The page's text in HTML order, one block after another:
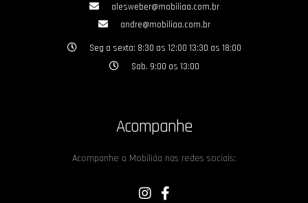
alesweber@mobiliaa.com.br
andre@mobiliaa.com.br
Seg a sexta: 8:30 as 12:00 13:30 as 18:00
Sab. 9:00 as 13:00
Acompanhe
Acompanhe a Mobiliáa nas redes sociais: